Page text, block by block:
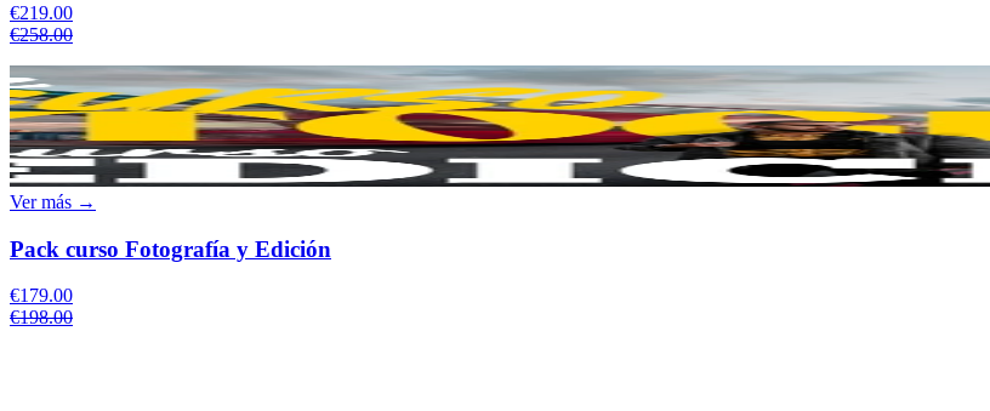
€219.00
€258.00
Ver más →
Pack curso Fotografía y Edición
€179.00
€198.00